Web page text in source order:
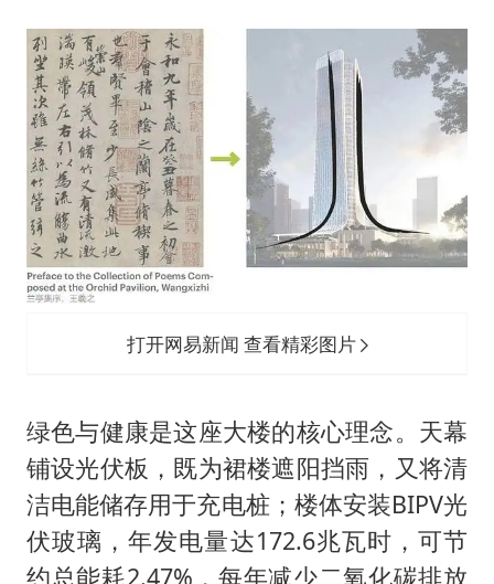
打开网易新闻 查看精彩图片
绿色与健康是这座大楼的核心理念。天幕
铺设光伏板，既为裙楼遮阳挡雨，又将清
洁电能储存用于充电桩；楼体安装BIPV光
伏玻璃，年发电量达172.6兆瓦时，可节
约总能耗2.47%，每年减少二氧化碳排放